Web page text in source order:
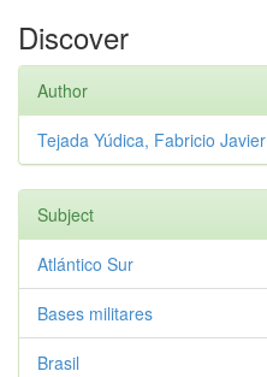
Discover
Author
Tejada Yúdica, Fabricio Javier
Subject
Atlántico Sur
Bases militares
Brasil